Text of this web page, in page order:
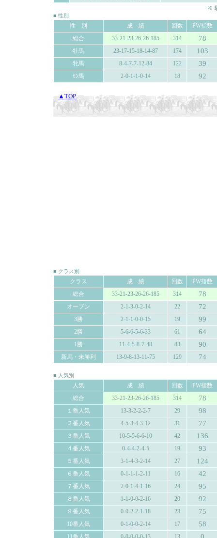
※
■ 性別
性 別 成 績 回数
PW指数
総合
33-21-23-26-26-185 314 78
牡馬 23-17-15-18-14-87 174 103
牝馬 8-4-7-7-12-84 122 39
ｾﾝ馬 2-0-1-1-0-14 18 92
▲TOP
■ クラス別
クラス 成 績 回数
PW指数
総合
33-21-23-26-26-185 314 78
オープン 2-1-3-0-2-14 22 72
3勝 2-1-1-0-0-15 19 99
2勝 5-6-6-5-6-33 61 64
1勝 11-4-5-8-7-48 83 90
新馬・未勝利 13-9-8-13-11-75 129 74
■ 人気別
人気 成 績 回数
PW指数
総合
33-21-23-26-26-185 314 78
１番人気 13-3-2-2-2-7 29 98
２番人気 4-5-3-4-3-12 31 77
３番人気 10-5-5-6-6-10 42 136
４番人気 0-4-4-2-4-5 19 93
５番人気 3-1-4-3-2-14 27 124
６番人気 0-1-1-1-2-11 16 42
７番人気 2-0-1-4-1-16 24 95
８番人気 1-1-0-0-2-16 20 92
９番人気 0-0-2-2-1-18 23 75
10番人気 0-1-0-0-2-14 17 58
11番人気 0-0-0-0-0-13 13